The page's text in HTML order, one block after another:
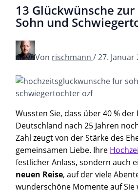
13 Glückwünsche
Sohn und
Von rischmann /27. Januar
Wussten Sie, dass über 40 % der
Deutschland nach 25 Jahren
Zahl zeugt von der Stärke des
gemeinsamen Liebe. Ihre
festlicher Anlass, sondern auch
neuen Reise, auf der viele
wunderschöne Momente auf Sie